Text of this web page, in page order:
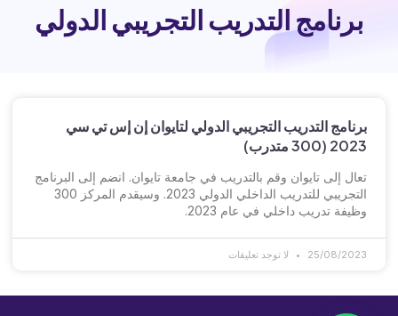
برنامج التدريب التجريبي الدولي
برنامج التدريب التجريبي الدولي لتايوان إن إس تي سي
2023 (300 متدرب)
تعال إلى تايوان وقم بالتدريب في جامعة تايوان. انضم إلى البرنامج
التجريبي للتدريب الداخلي الدولي 2023. وسيقدم المركز 300
وظيفة تدريب داخلي في عام 2023.
25/08/2023 لا توجد تعليقات